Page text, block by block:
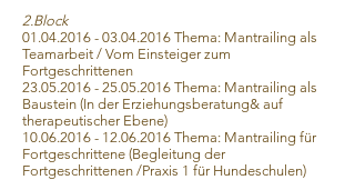
2.Block
01.04.2016 - 03.04.2016 Thema: Mantrailing als
Teamarbeit / Vom Einsteiger zum
Fortgeschrittenen
23.05.2016 - 25.05.2016 Thema: Mantrailing als
Baustein (In der Erziehungsberatung& auf
therapeutischer Ebene)
10.06.2016 - 12.06.2016 Thema: Mantrailing für
Fortgeschrittene (Begleitung der
Fortgeschrittenen /Praxis 1 für Hundeschulen)